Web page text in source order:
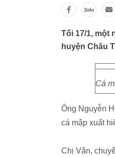
Tối 17/1, một
huyện Châu
Cá
Ông Nguyễn
cá mập xuất
Chị Vân,